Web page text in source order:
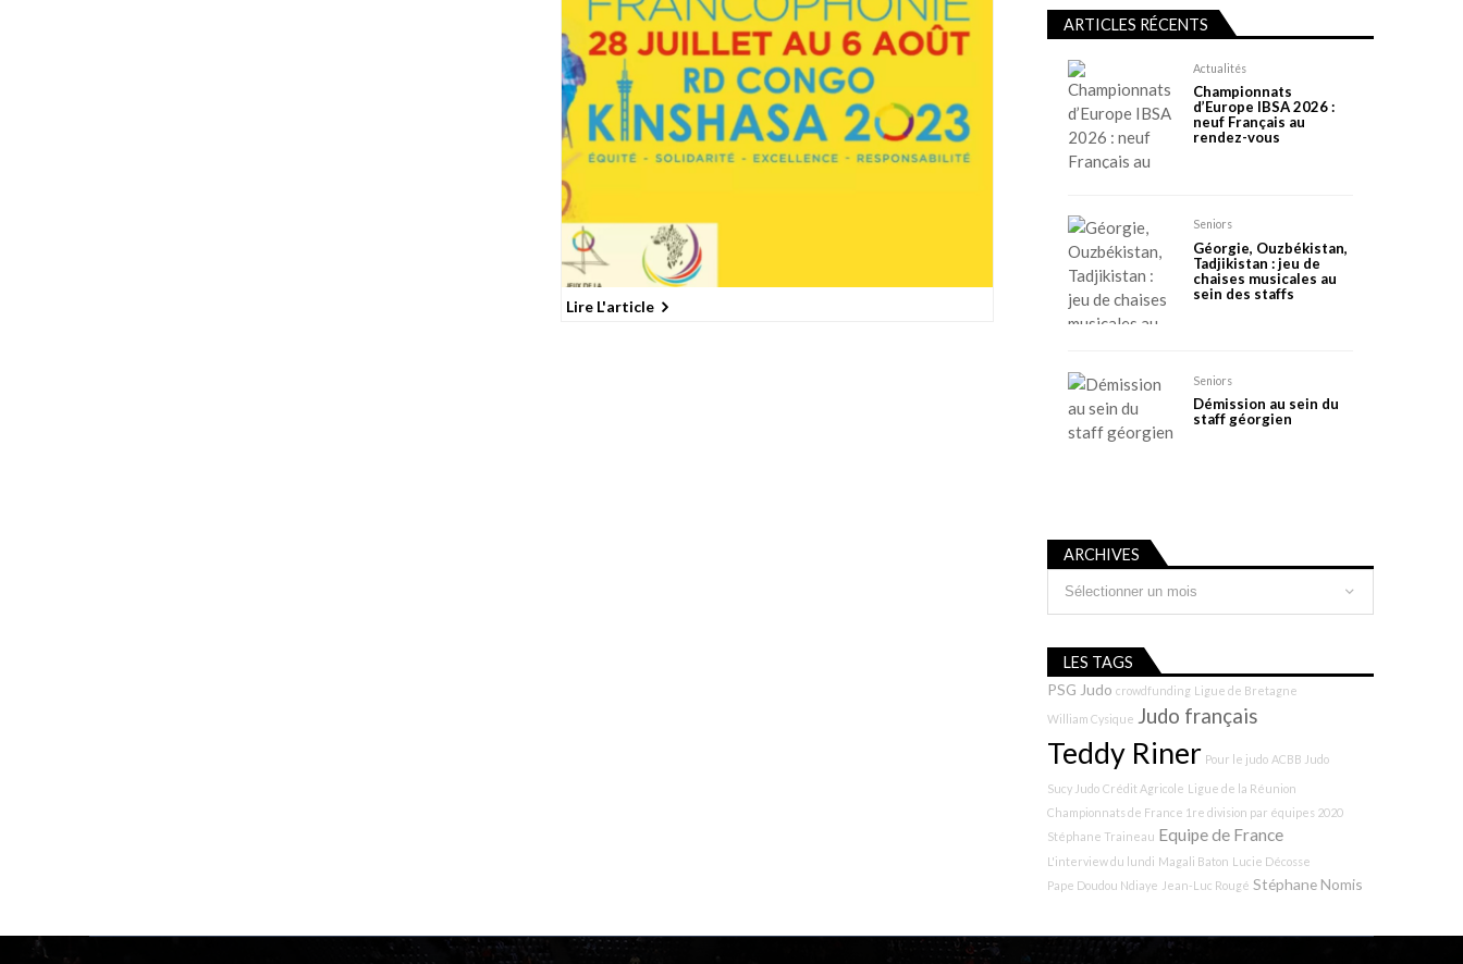
Lire L'article
ARTICLES RÉCENTS
Actualités
Championnats
d’Europe IBSA 2026 :
neuf Français au
rendez-vous
Seniors
Géorgie, Ouzbékistan,
Tadjikistan : jeu de
chaises musicales au
sein des staffs
Seniors
Démission au sein du
staff géorgien
ARCHIVES
LES TAGS
PSG Judo crowdfunding Ligue de Bretagne
William Cysique Judo français
Teddy Riner Pour le judo ACBB Judo
Sucy Judo Crédit Agricole Ligue de la Réunion
Championnats de France 1re division par équipes 2020
Stéphane Traineau Equipe de France
L'interview du lundi Magali Baton Lucie Décosse
Pape Doudou Ndiaye Jean-Luc Rougé Stéphane Nomis